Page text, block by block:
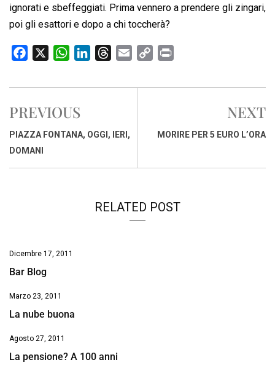
ignorati e sbeffeggiati. Prima vennero a prendere gli zingari,
poi gli esattori e dopo a chi toccherà?
c
b
o
o
W
a
s
A
n
d
r
d
a
p
i
PREVIOUS
PIAZZA FONTANA, OGGI, IERI,
DOMANI
NEXT
MORIRE PER 5 EURO L’ORA
RELATED POST
Dicembre 17, 2011
Bar Blog
Marzo 23, 2011
La nube buona
Agosto 27, 2011
La pensione? A 100 anni